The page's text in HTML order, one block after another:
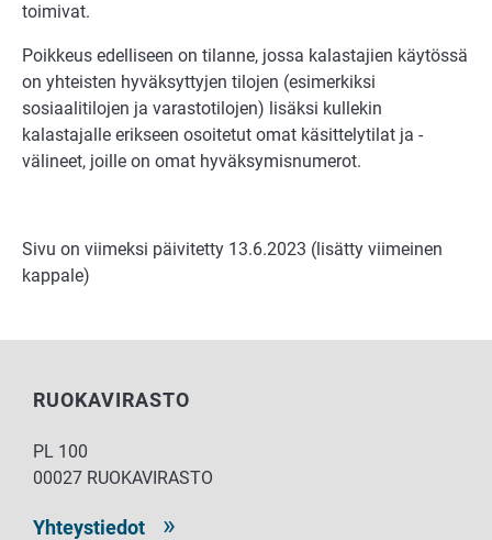
toimivat.
Poikkeus edelliseen on tilanne, jossa kalastajien käytössä
on yhteisten hyväksyttyjen tilojen (esimerkiksi
sosiaalitilojen ja varastotilojen) lisäksi kullekin
kalastajalle erikseen osoitetut omat käsittelytilat ja -
välineet, joille on omat hyväksymisnumerot.
Sivu on viimeksi päivitetty 13.6.2023 (lisätty viimeinen
kappale)
RUOKAVIRASTO
PL 100
00027 RUOKAVIRASTO
Yhteystiedot